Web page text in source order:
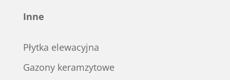
Inne
Płytka elewacyjna
Gazony keramzytowe